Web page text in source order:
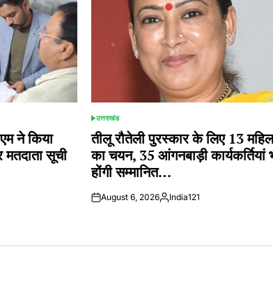
ने किया
मतदाता सूची
POSTED
IN
उत्तराखंड
तीलू रौतेली पुरस्कार के लिए 13
का चयन, 35 आंगनबाड़ी कार्यकर्तियां
होंगी सम्मानित…
August 6, 2026Posted
India121